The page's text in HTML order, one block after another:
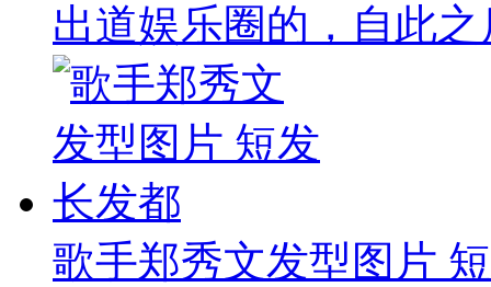
出道娱乐圈的，自此
歌手郑秀文发型图片